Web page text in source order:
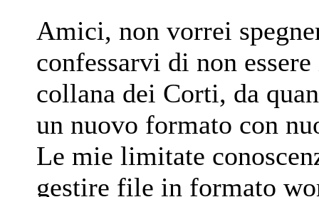
Amici, non vorrei
confessarvi di non
collana dei Corti, da
un nuovo formato con
Le mie limitate
gestire file in formato